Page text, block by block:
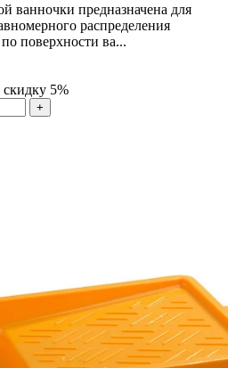
ванночки предназначена для
распределения
поверхности ва...
5%
+